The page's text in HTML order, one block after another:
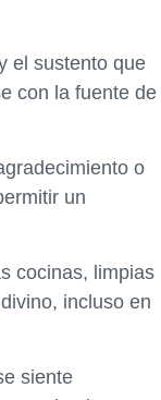
el sustento que
con la fuente de
o
un
cocinas, limpias
incluso en
siente